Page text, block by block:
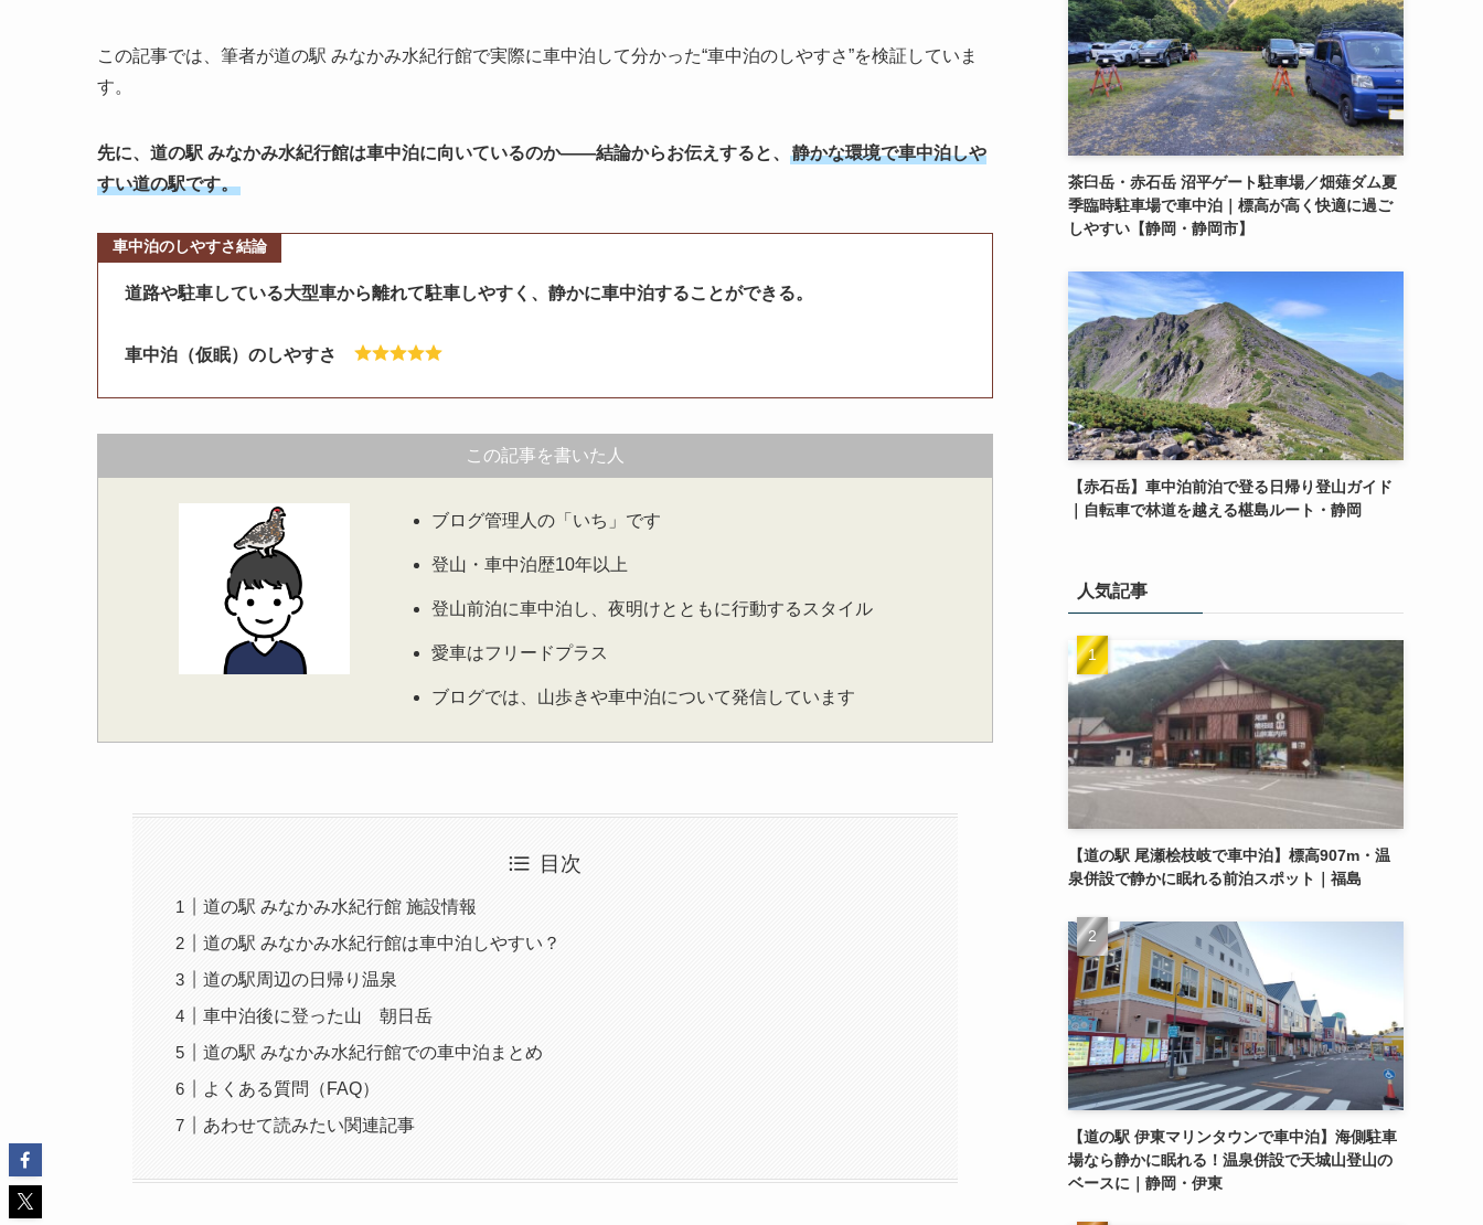
この記事では、筆者が道の駅 みなかみ水紀行館で実際に車中泊して分かった“車中泊のしやすさ”を検証していま
す。
先に、道の駅 みなかみ水紀行館は車中泊に向いているのか——結論からお伝えすると、
静かな環境で車中泊しや
すい道の駅です。
車中泊のしやすさ結論
道路や駐車している大型車から離れて駐車しやすく、静かに車中泊することができる。
車中泊（仮眠）のしやすさ
この記事を書いた人
ブログ管理人の「いち」です
登山・車中泊歴10年以上
登山前泊に車中泊し、夜明けとともに行動するスタイル
愛車はフリードプラス
ブログでは、山歩きや車中泊について発信しています
目次
道の駅 みなかみ水紀行館 施設情報
道の駅 みなかみ水紀行館は車中泊しやすい？
道の駅周辺の日帰り温泉
車中泊後に登った山 朝日岳
道の駅 みなかみ水紀行館での車中泊まとめ
よくある質問（FAQ）
あわせて読みたい関連記事
茶臼岳・赤石岳 沼平ゲート駐車場／畑薙ダム夏
季臨時駐車場で車中泊｜標高が高く快適に過ご
しやすい【静岡・静岡市】
【赤石岳】車中泊前泊で登る日帰り登山ガイド
｜自転車で林道を越える椹島ルート・静岡
人気記事
【道の駅 尾瀬桧枝岐で車中泊】標高907m・温
泉併設で静かに眠れる前泊スポット｜福島
【道の駅 伊東マリンタウンで車中泊】海側駐車
場なら静かに眠れる！温泉併設で天城山登山の
ベースに｜静岡・伊東